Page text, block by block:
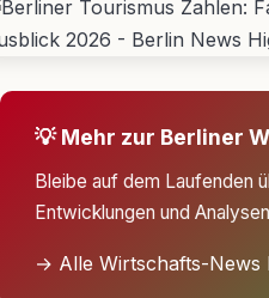
💡 Mehr zur Berliner
Bleibe auf dem Laufenden
Entwicklungen und
→ Alle Wirtschafts-News